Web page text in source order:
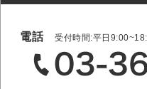
電話 受付時間:平日